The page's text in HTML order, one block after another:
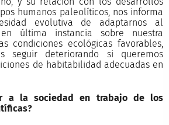
humanos paleolíticos, nos informa
evolutiva de adaptarnos al
última instancia sobre nuestra
condiciones ecológicas favorables,
seguir deteriorando si queremos
de habitabilidad adecuadas en
a la sociedad en trabajo de los